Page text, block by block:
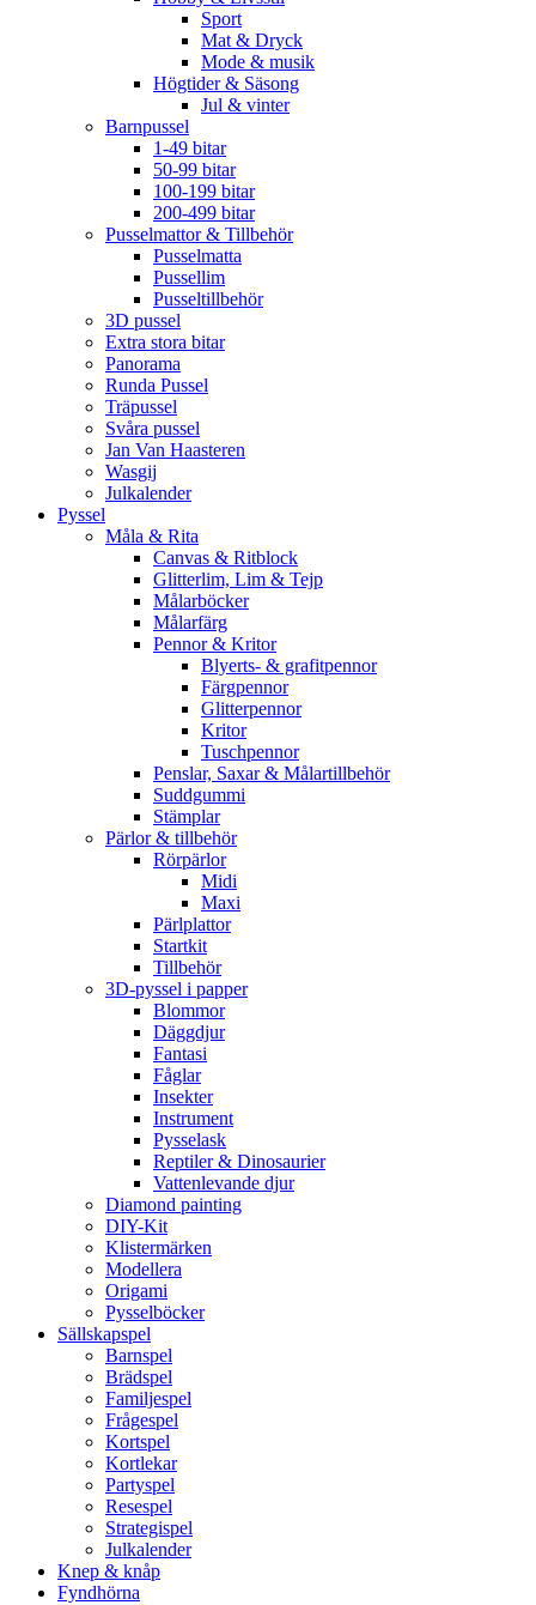
Sport
Mat & Dryck
Mode & musik
Högtider & Säsong
Jul & vinter
Barnpussel
1-49 bitar
50-99 bitar
100-199 bitar
200-499 bitar
Pusselmattor & Tillbehör
Pusselmatta
Pussellim
Pusseltillbehör
3D pussel
Extra stora bitar
Panorama
Runda Pussel
Träpussel
Svåra pussel
Jan Van Haasteren
Wasgij
Julkalender
Pyssel
Måla & Rita
Canvas & Ritblock
Glitterlim, Lim & Tejp
Målarböcker
Målarfärg
Pennor & Kritor
Blyerts- & grafitpennor
Färgpennor
Glitterpennor
Kritor
Tuschpennor
Penslar, Saxar & Målartillbehör
Suddgummi
Stämplar
Pärlor & tillbehör
Rörpärlor
Midi
Maxi
Pärlplattor
Startkit
Tillbehör
3D-pyssel i papper
Blommor
Däggdjur
Fantasi
Fåglar
Insekter
Instrument
Pysselask
Reptiler & Dinosaurier
Vattenlevande djur
Diamond painting
DIY-Kit
Klistermärken
Modellera
Origami
Pysselböcker
Sällskapspel
Barnspel
Brädspel
Familjespel
Frågespel
Kortspel
Kortlekar
Partyspel
Resespel
Strategispel
Julkalender
Knep & knåp
Fyndhörna